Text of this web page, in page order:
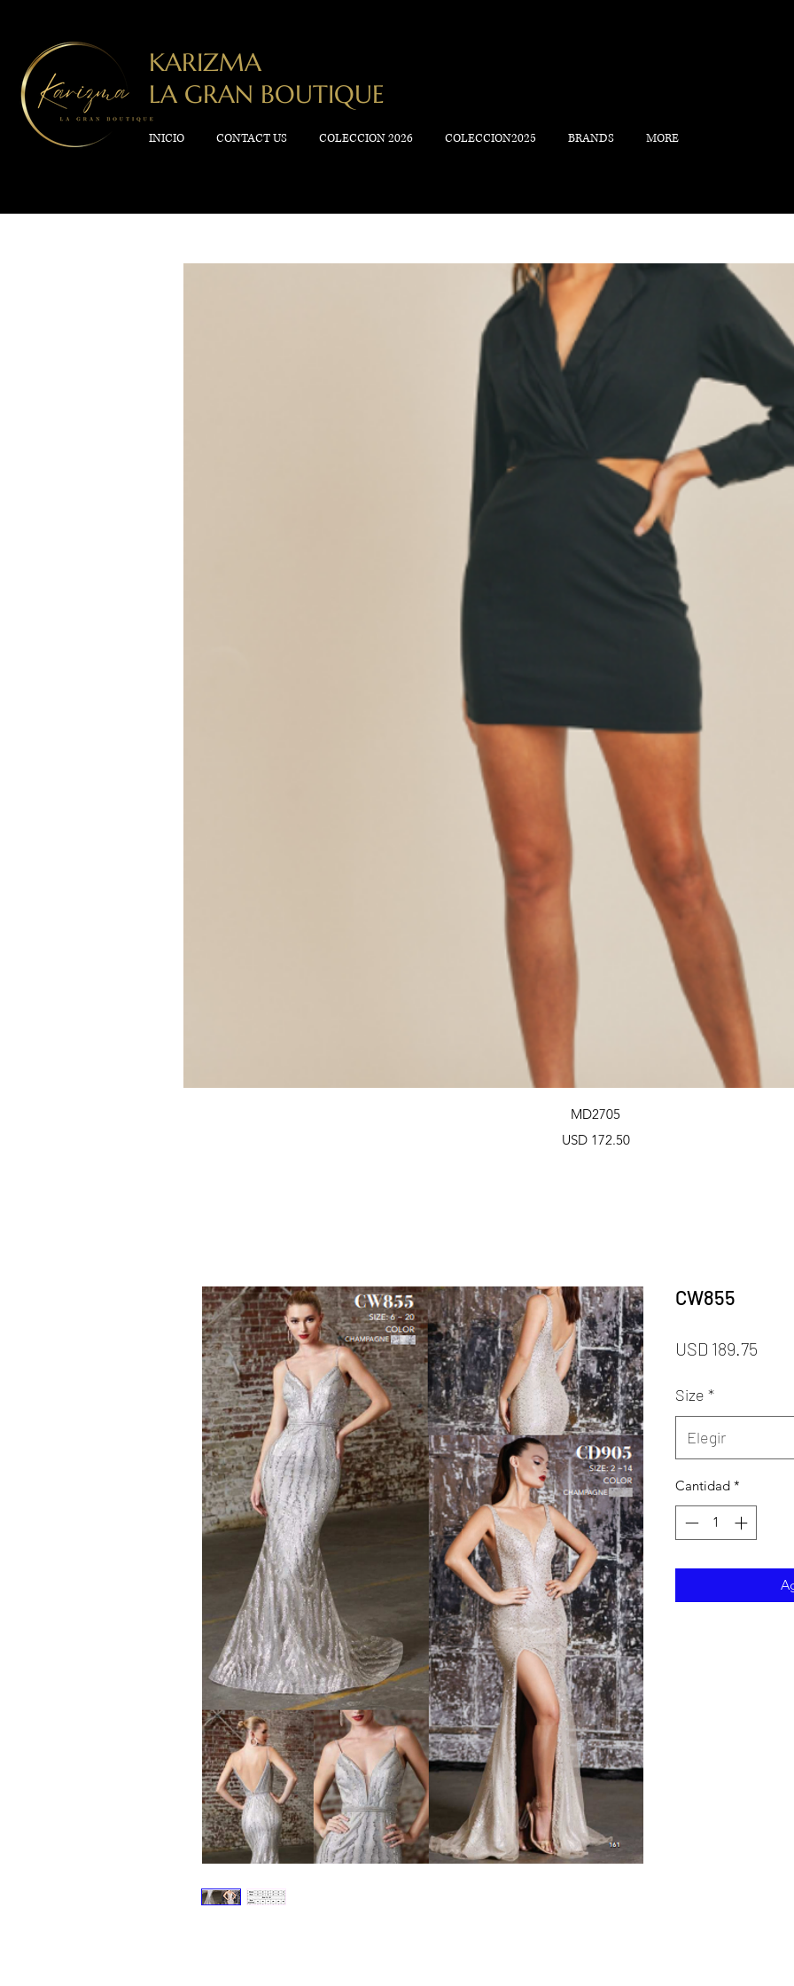
INICIO CONTACT US COLECCION 2026 COLECCION2025 BRANDS MORE
KARIZMA
LA GRAN BOUTIQUE
CW855
USD 189.75
Size *
Elegir
Cantidad *
Vista rápida
MD2705
Precio
USD 172.50